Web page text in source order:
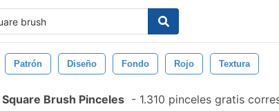
Patrón Diseño Fondo Rojo Textura
Square Brush Pinceles - 1.310 pinceles gratis